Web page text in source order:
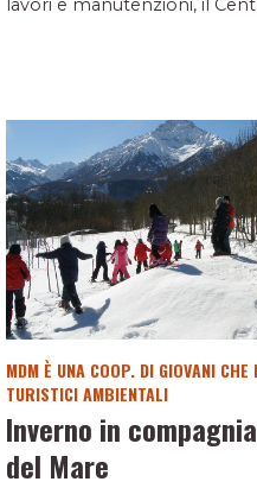
MDM È UNA COOP. DI GIOVANI CHE
TURISTICI AMBIENTALI
Inverno in
del Mare